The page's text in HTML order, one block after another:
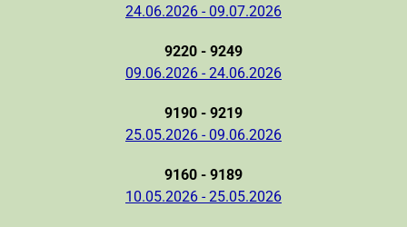
24.06.2026 - 09.07.2026
9220 - 9249
09.06.2026 - 24.06.2026
9190 - 9219
25.05.2026 - 09.06.2026
9160 - 9189
10.05.2026 - 25.05.2026